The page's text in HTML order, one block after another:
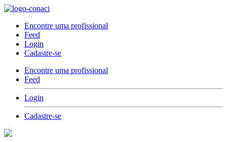
Encontre uma profissional
Feed
Login
Cadastre-se
Encontre uma profissional
Feed
Login
Cadastre-se